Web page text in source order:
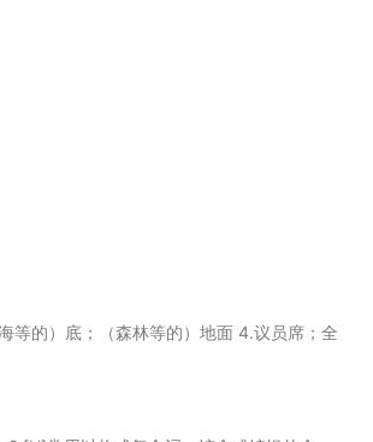
等的）底；（森林等的）地面 4.议员席；全